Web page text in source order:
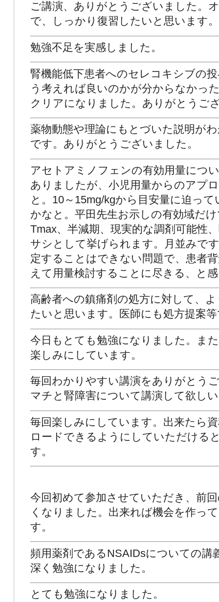
ご講演、ありがとうございました。
で、しっかり復習したいと思います。
勉強不足を実感しました。
腎機能低下患者へのセレコキシブの
う考えれば良いのかが分からなかっ
クリアになりました。ありがとうご
薬物動態や理論にもとづいた説明が
です。ありがとうございました。
アセトアミノフェンの有効用量につ
ありましたが、小児用量からのアプ
と。10～15mg/kgから目安量に迫っ
かなと。平田先生お示しの有効域だ
Tmax、半減期、現実的な調剤可能性
サシとして挙げられます。月並みで
定することはできない問題で、患者
えて用量検討することに尽きる、と
高齢者への鎮痛剤の処方に対して、
たいと思います。医師にも処方提案
今日もとても勉強になりました。ま
楽しみにしています。
毎回わかりやすい講演をありがとう
マチと腎障害について講演して欲し
毎回楽しみにしています。出来たら
ロードできるようにしていただける
す。
今回初めて参加させていただき、前
くなりました。出来れば機会を作っ
す。
頻用薬剤であるNSAIDsについての講
深く勉強になりました。
とても勉強になりました。